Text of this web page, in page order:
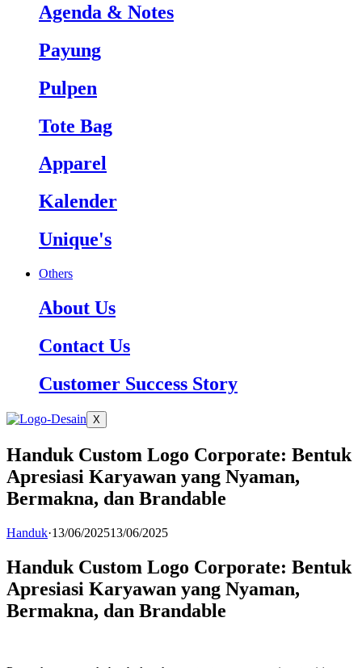
Agenda & Notes
Payung
Pulpen
Tote Bag
Apparel
Kalender
Unique's
Others
About Us
Contact Us
Customer Success Story
X
Handuk Custom Logo Corporate: Bentuk
Apresiasi Karyawan yang Nyaman,
Bermakna, dan Brandable
Handuk·13/06/202513/06/2025
Handuk Custom Logo Corporate: Bentuk
Apresiasi Karyawan yang Nyaman,
Bermakna, dan Brandable